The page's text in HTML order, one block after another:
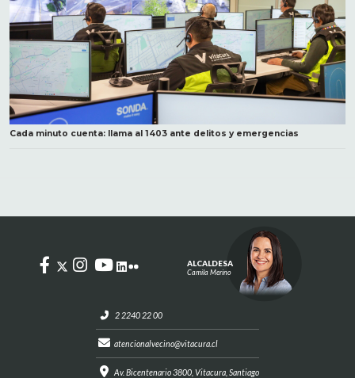
Cada minuto cuenta: llama al 1403 ante delitos y emergencias
2 2240 22 00
atencionalvecino@vitacura.cl
Av. Bicentenario 3800, Vitacura, Santiago
ALCALDESA
Camila Merino